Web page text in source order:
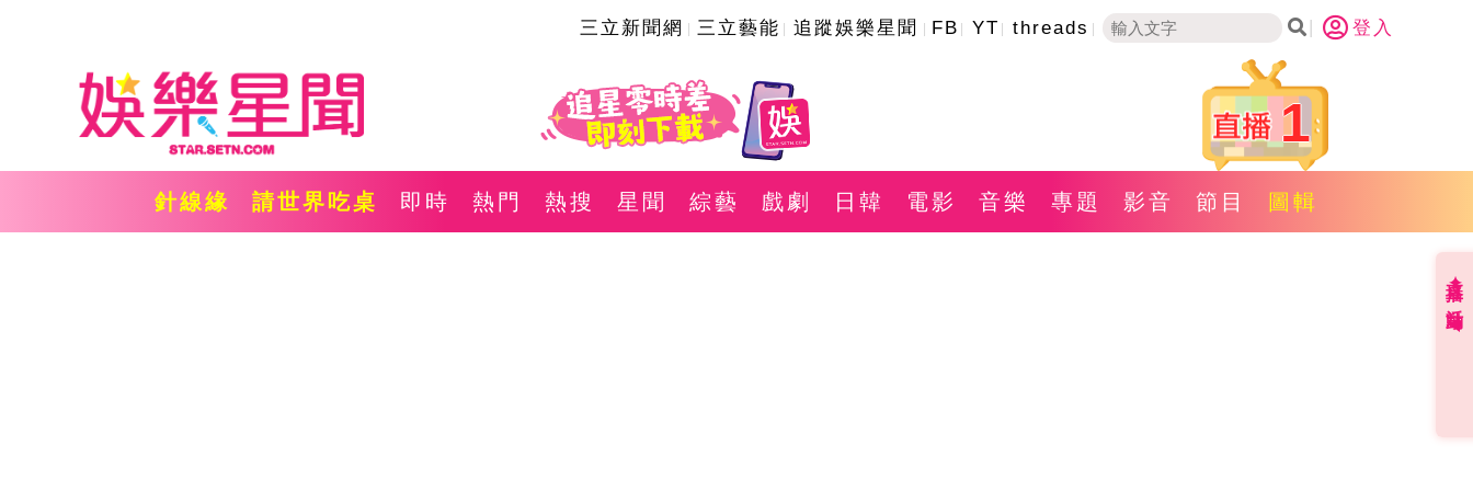
三立新聞網 三立藝能 追蹤娛樂星聞 FB YT threads 登入
1
針線緣 請世界吃桌 即時 熱門 熱搜 星聞 綜藝 戲劇 日韓 電影 音樂 專題 影音 節目 圖輯
直播✦活動